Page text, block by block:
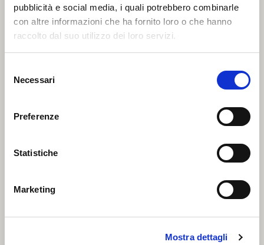
pubblicità e social media, i quali potrebbero combinarle
con altre informazioni che ha fornito loro o che hanno
raccolto dal suo utilizzo dei loro servizi.
delNecessari
Preferenze
Statistiche
Marketing
Mostra dettagli
Genuine sea traditions. Cod and stock
fish
Esclusively fish preserves of
Mediterranean Red Tuna